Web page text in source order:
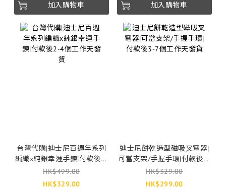
加入購物車
加入購物車
台灣代購|迪士尼百週年系列
編織x純銀幸運手鍊|付款後2-
4個工作天發貨
HK$499.00
HK$329.00
迪士尼餅乾造型磁吸叉電器|
可當支架/手握手環|付款後3-
7個工作天發貨
HK$329.00
HK$299.00